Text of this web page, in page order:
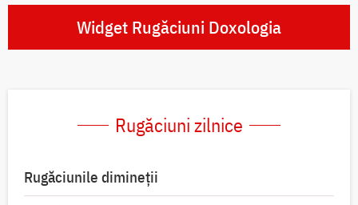
Widget Rugăciuni Doxologia
Rugăciuni zilnice
Rugăciunile dimineții